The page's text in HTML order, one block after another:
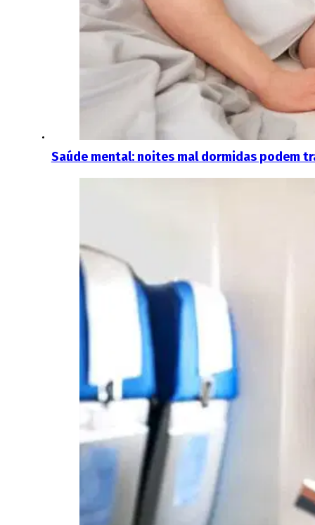
Saúde mental: noites mal dormidas podem